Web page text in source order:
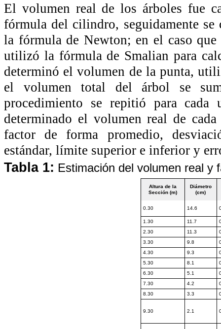
El volumen real de los árboles fue
fórmula del cilindro, seguidamente
la fórmula de Newton; en el caso
utilizó la fórmula de Smalian para
determinó el volumen de la punta,
el volumen total del árbol se
procedimiento se repitió para
determinado el volumen real de
factor de forma promedio,
estándar, límite superior e inferior y
Tabla 1: Estimación del volumen real y
Altura de la
Sección (m)
Diámetro
(cm)
0.30 14.6
1.30 11.7
2.30
11.3
3.30
9.8
4.30
9.3
5.30
8.1
6.30
5.1
7.30
4.2
8.30
3.3
9.30 2.1